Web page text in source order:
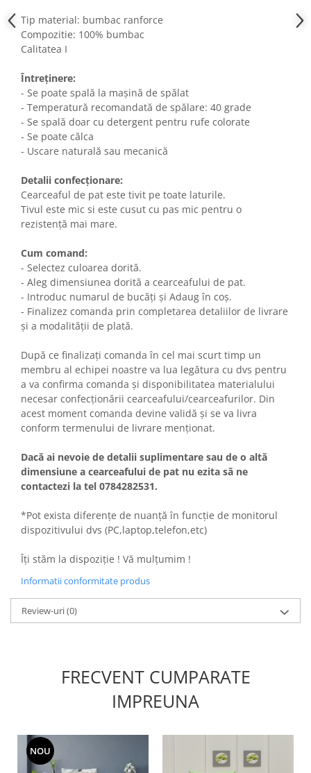
Tip material: bumbac ranforce
Compozitie: 100% bumbac
Calitatea I
Întreținere:
- Se poate spală la mașină de spălat
- Temperatură recomandată de spălare: 40 grade
- Se spală doar cu detergent pentru rufe colorate
- Se poate călca
- Uscare naturală sau mecanică
Detalii confecționare:
Cearceaful de pat este tivit pe toate laturile.
Tivul este mic si este cusut cu pas mic pentru o
rezistență mai mare.
Cum comand:
- Selectez culoarea dorită.
- Aleg dimensiunea dorită a cearceafului de pat.
- Introduc numarul de bucăți și Adaug în coș.
- Finalizez comanda prin completarea detaliilor de livrare
și a modalității de plată.
După ce finalizați comanda în cel mai scurt timp un
membru al echipei noastre va lua legătura cu dvs pentru
a va confirma comanda și disponibilitatea materialului
necesar confecționării cearceafului/cearceafurilor. Din
acest moment comanda devine validă și se va livra
conform termenului de livrare menționat.
Dacă ai nevoie de detalii suplimentare sau de o altă
dimensiune a cearceafului de pat nu ezita să ne
contactezi la tel 0784282531.
*Pot exista diferențe de nuanță în funcție de monitorul
dispozitivului dvs (PC,laptop,telefon,etc)
Îți stăm la dispoziție ! Vă mulțumim !
Informatii conformitate produs
Review-uri(0)
FRECVENT CUMPARATE
IMPREUNA
NOU